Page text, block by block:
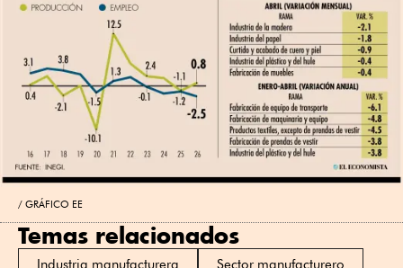
GRÁFICO EE
Temas relacionados
Industria manufacturera
Sector manufacturero